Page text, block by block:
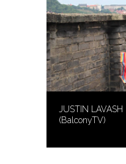
JUSTIN LAVASH
(BalconyTV)